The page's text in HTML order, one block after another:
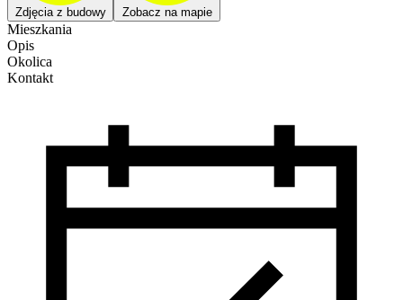
Zdjęcia z budowy Zobacz na mapie
Mieszkania
Opis
Okolica
Kontakt